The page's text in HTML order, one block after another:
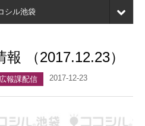
シル池袋
（2017.12.23）
報課配信 2017-12-23